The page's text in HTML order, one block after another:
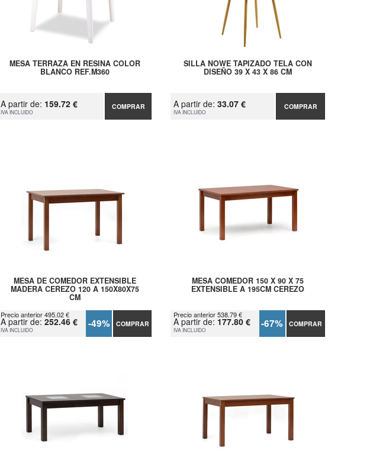
MESA TERRAZA EN RESINA COLOR
BLANCO REF.M360
A partir de: 159.72 €
IVA INCLUIDO
COMPRAR
SILLA NOWE TAPIZADO TELA CON
DISEÑO 39 X 43 X 86 CM
A partir de:33.07 €
IVA INCLUIDO
COMPRAR
MESA DE COMEDOR EXTENSIBLE
MADERA CEREZO 120 A 150X80X75
CM
Precio anterior 495.02 €
A partir de: 252.46 €
IVA INCLUIDO -49% COMPRAR
MESA COMEDOR 150 X 90 X 75
EXTENSIBLE A 195CM CEREZO
Precio anterior 538.79 €
A partir de: 177.80 €
IVA INCLUIDO -67% COMPRAR